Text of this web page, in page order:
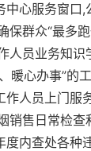
心服务窗
群众“最多
人员业务知
暖心办事”的
人员上门
销售日常检
内查处各